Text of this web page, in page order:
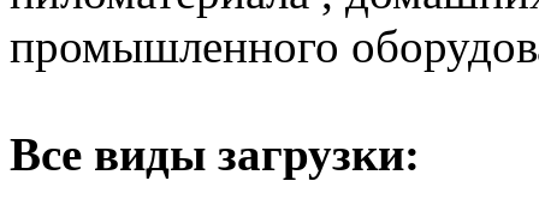
промышленного
Все виды загрузки: